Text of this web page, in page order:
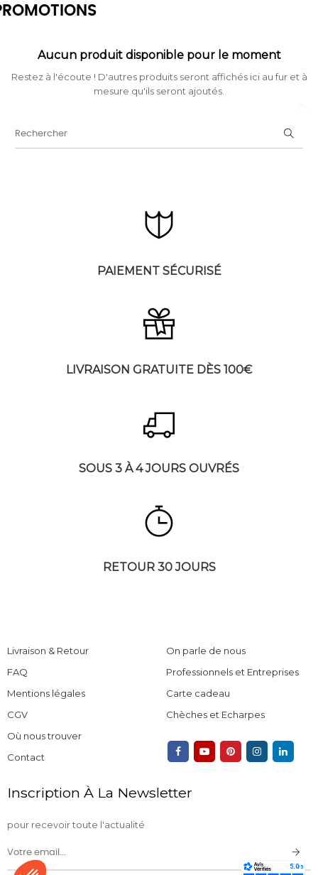
Aucun produit disponible pour le moment
Restez à l'écoute ! D'autres produits seront affichés ici au fur et à
mesure qu'ils seront ajoutés.
PAIEMENT SÉCURISÉ
LIVRAISON GRATUITE DÈS 100€
SOUS 3 À 4 JOURS OUVRÉS
RETOUR 30 JOURS
Livraison & Retour
FAQ
Mentions légales
CGV
Où nous trouver
Contact
On parle de nous
Professionnels et Entreprises
Carte cadeau
Chèches et Echarpes
Inscription À La Newsletter
pour recevoir toute l'actualité